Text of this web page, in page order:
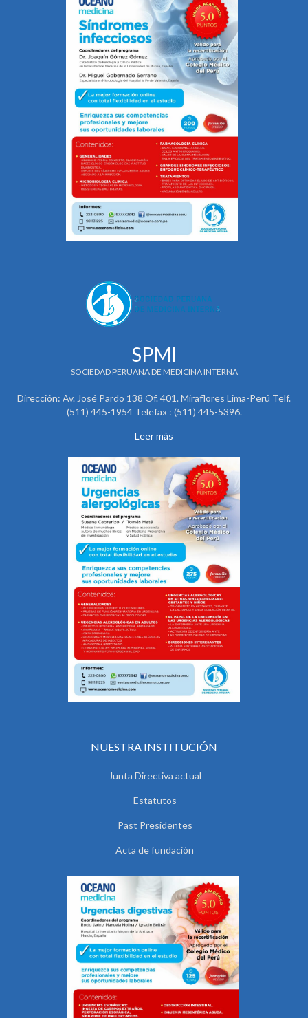
SPMI
SOCIEDAD PERUANA DE MEDICINA INTERNA
Dirección: Av. José Pardo 138 Of. 401. Miraflores Lima-Perú Telf.
(511) 445-1954 Telefax : (511) 445-5396.
Leer más
NUESTRA INSTITUCIÓN
Junta Directiva actual
Estatutos
Past Presidentes
Acta de fundación